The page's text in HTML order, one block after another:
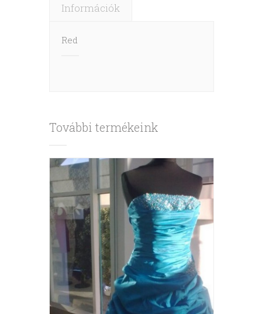
Információk
Red
További termékeink